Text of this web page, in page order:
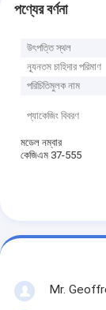
পণ্যের বর্ণনা
উৎপত্তি স্থল
ন্যূনতম চাহিদার পরিমাণ
পরিচিতিমুলক নাম
প্যাকেজিং বিবরণ
মডেল নম্বার
কেজিএম 37-555
Mr.